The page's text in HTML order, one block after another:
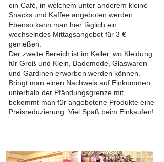
ein Café, in welchem unter anderem kleine
Snacks und Kaffee angeboten werden.
Ebenso kann man hier täglich ein
wechselndes Mittagsangebot für 3 €
genießen.
Der zweite Bereich ist im Keller, wo Kleidung
für Groß und Klein, Bademode, Glaswaren
und Gardinen erworben werden können.
Bringt man einen Nachweis auf Einkommen
unterhalb der Pfändungsgrenze mit,
bekommt man für angebotene Produkte eine
Preisreduzierung. Viel Spaß beim Einkaufen!